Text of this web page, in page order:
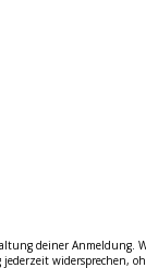
deiner Anmeldung.
widersprechen,